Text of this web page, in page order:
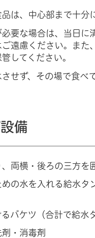
は、中心部まで十分
要な場合は、当日に
遠慮ください。また
してください。
せず、その場で食べ
備
両横・後ろの三方を
めの水を入れる給水タ
バケツ（合計で給水
・消毒剤